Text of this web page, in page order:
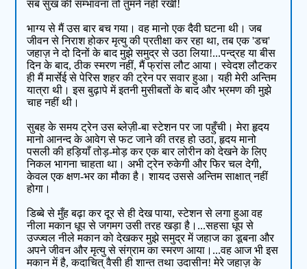
सब सुख की सम्भावना तो तुमने नहीं रखी!
भाग्य से मैं उस बार बच गया। वह मानो एक दैवी घटना थी। जब
जीवन से निराश होकर मृत्यु की प्रतीक्षा कर रहा था, तब एक 'डच'
जहाज़ ने दो दिनों के बाद मुझे समुद्र से उठा लिया!...पन्द्रह या बीस
दिन के बाद, ठीक स्मरण नहीं, मैं फ्रांस लौट आया। स्वेदश लौटकर
ही मैं मार्सेई से पेरिस शहर की ट्रेन पर सवार हुआ। यही मेरी अन्तिम
यात्रा थी। इस बुढ़ापे में इतनी मुसीबतों के बाद और भ्रमण की मुझे
चाह नहीं थी।
सुबह के समय ट्रेन उस ब्लेज़ी-बा स्टेशन पर जा पहुँची। मेरा हृदय
मानो आनन्द के आवेग से फट जाने की तरह हो उठा, हृदय मानो
पसली की हड़ियाँ तोड़-मोड़ कर एक बार लोरीन को देखने के लिए
निकल भागना चाहता था। अभी ट्रेन रुकेगी और फिर चल देगी,
केवल एक क्षण-भर का मौका है। शायद उससे अन्तिम साक्षात् नहीं
होगा।
डिब्बे से मुँह बढ़ा कर दूर से ही देख पाया, स्टेशन से लगा हुआ वह
नीला मकान धूप से जगमग उसी तरह खड़ा है।...सहसा धूप से
उज्ज्वल नीले मकान को देखकर मुझे समुद्र में जहाज का डूबना और
अपने जीवन और मृत्यु से संग्राम का स्मरण आया।...वह आज भी इस
मकान में है, कदाचित् वैसी ही शान्त तथा उदासीन! मेरे जहाज़ के